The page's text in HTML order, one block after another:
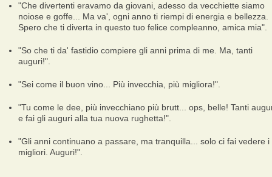
"Che divertenti eravamo da giovani, adesso da vecchiette siamo
noiose e goffe... Ma va', ogni anno ti riempi di energia e bellezza.
Spero che ti diverta in questo tuo felice compleanno, amica mia".
"So che ti da' fastidio compiere gli anni prima di me. Ma, tanti
auguri!".
"Sei come il buon vino... Più invecchia, più migliora!".
"Tu come le dee, più invecchiano più brutt... ops, belle! Tanti
e fai gli auguri alla tua nuova rughetta!".
"Gli anni continuano a passare, ma tranquilla... solo ci fai vedere i
migliori. Auguri!".